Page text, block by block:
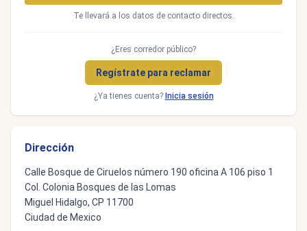
Te llevará a los datos de contacto directos.
¿Eres corredor público?
Regístrate para reclamar
¿Ya tienes cuenta? Inicia sesión
Dirección
Calle Bosque de Ciruelos número 190 oficina A 106 piso 1
Col. Colonia Bosques de las Lomas
Miguel Hidalgo, CP 11700
Ciudad de Mexico